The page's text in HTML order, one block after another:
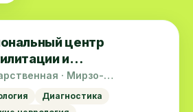
центр
и
инвалидов
· Мирзо-
Диагностика